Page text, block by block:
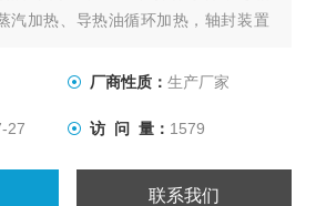
汽加热、导热油循环加热，轴封装置
求可根据用户要求设计、制作。
厂商性质： 生产厂家
27 访 问 量： 1579
联系我们